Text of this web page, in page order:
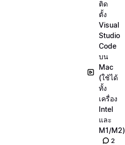
ติด
ตั้ง
Visual
Studio
Code
บน
Mac
(ใช้ได้
ทั้ง
เครื่อง
Intel
และ
M1/M2)
2